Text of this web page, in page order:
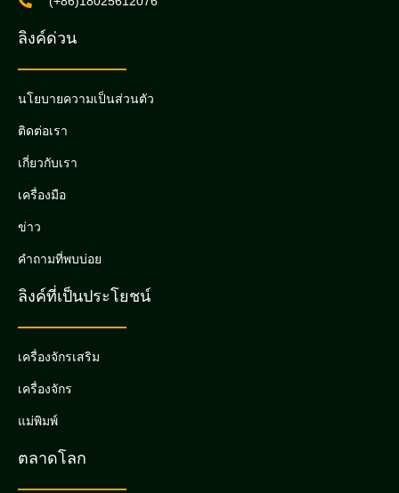
ลิงค์ด่วน
นโยบายความเป็นส่วนตัว
ติดต่อเรา
เกี่ยวกับเรา
เครื่องมือ
ข่าว
คำถามที่พบบ่อย
ลิงค์ที่เป็นประโยชน์
เครื่องจักรเสริม
เครื่องจักร
แม่พิมพ์
ตลาดโลก